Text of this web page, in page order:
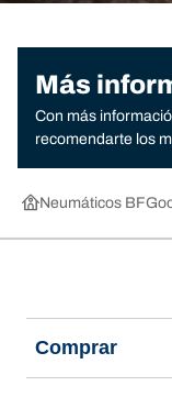
Más
Con más
recomendarte los
Neumáticos
Comprar